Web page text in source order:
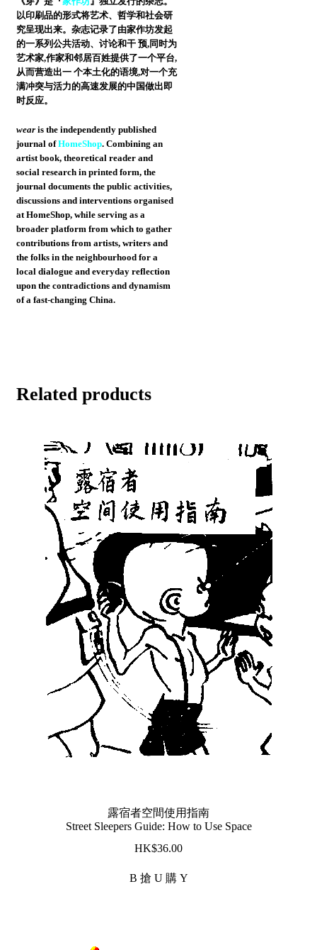
以印刷品的形式将艺术、哲学和社会研
究呈现出来。杂志记录了由家作坊发起
的一系列公共活动、讨论和干 预,同时为
艺术家,作家和邻居百姓提供了一个平台,
从而营造出一 个本土化的语境,对一个充
满冲突与活力的高速发展的中国做出即
时反应。
wearis the independently published
journal ofHomeShop. Combining an
artist book, theoretical reader and
social research in printed form, the
journal documents the public activities,
discussions and interventions organised
at HomeShop, while serving as a
broader platform from which to gather
contributions from artists, writers and
the folks in the neighbourhood for a
local dialogue and everyday reflection
upon the contradictions and dynamism
of a fast-changing China.
Related products
露宿者空間使用指南
Street Sleepers Guide: How to Use Space
$36.00
B 搶 U 購 Y